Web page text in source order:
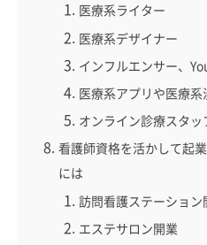
医療系ライター
医療系デザイナー
インフルエンサー、
医療系アプリや医療
オンライン診療スタッ
看護師資格を活かして起
には
訪問看護ステーション
エステサロン開業